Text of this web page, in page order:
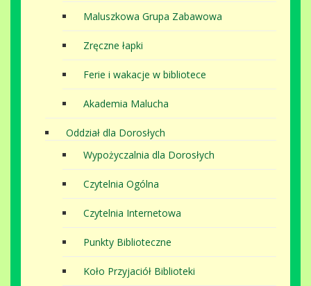
Maluszkowa Grupa Zabawowa
Zręczne łapki
Ferie i wakacje w bibliotece
Akademia Malucha
Oddział dla Dorosłych
Wypożyczalnia dla Dorosłych
Czytelnia Ogólna
Czytelnia Internetowa
Punkty Biblioteczne
Koło Przyjaciół Biblioteki